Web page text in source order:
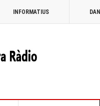
INFORMATIUS